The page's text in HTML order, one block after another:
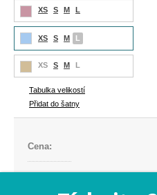
XS S M L
XS S M L
XS S M L
Tabulka velikostí
Přidat do šatny
Cena: